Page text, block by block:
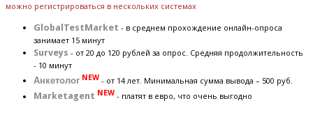
можно регистрироваться в нескольких системах
GlobalTestMarket - в среднем прохождение онлайн-опроса
занимает 15 минут
Surveys - от 20 до 120 рублей за опрос. Средняя продолжительность
- 10 минут
Анкетолог NEW - от 14 лет. Минимальная сумма вывода – 500 руб.
Marketagent NEW - платят в евро, что очень выгодно